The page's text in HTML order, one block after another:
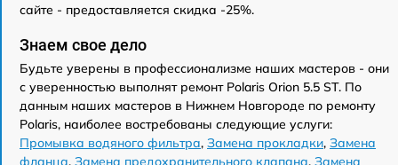
сайте - предоставляется скидка -25%.
Знаем свое дело
Будьте уверены в профессионализме наших мастеров - они
с уверенностью выполнят ремонт Polaris Orion 5.5 ST. По
данным наших мастеров в Нижнем Новгороде по ремонту
Polaris, наиболее востребованы следующие услуги:
Промывка водяного фильтра, Замена прокладки, Замена
фланца, Замена предохранительного клапана, Замена